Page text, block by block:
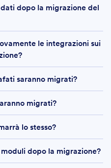
dopo la migrazione del
È possibile
le integrazioni sui
Automate
saranno migrati?
guida
migrati?
lo stesso?
dopo la migrazione?